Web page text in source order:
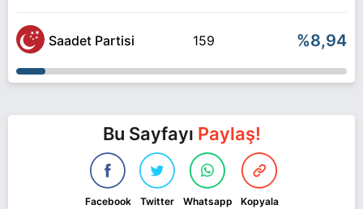
Saadet Partisi 159 %8,94
Bu Sayfayı Paylaş!
Facebook Twitter Whatsapp Kopyala